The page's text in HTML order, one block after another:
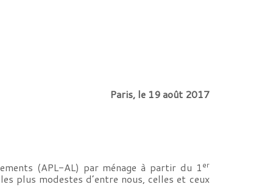
Paris, le 19 août 2017
(APL-AL) par ménage à partir du 1er
plus modestes d’entre nous, celles et ceux